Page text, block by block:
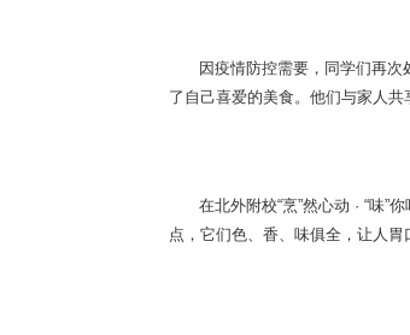
因疫情防控需要，同学们再次
了自己喜爱的美食。他们与家人共
在北外附校“烹”然心动 · “味
点，它们色、香、味俱全，让人